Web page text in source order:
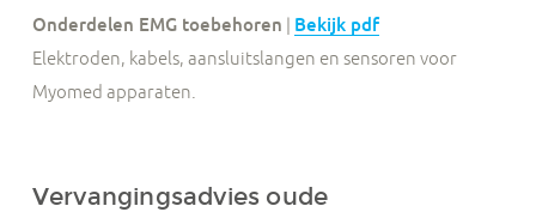
Onderdelen EMG toebehoren | Bekijk pdf
Elektroden, kabels, aansluitslangen en sensoren voor
Myomed apparaten.
Vervangingsadvies oude